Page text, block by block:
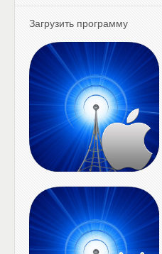
Загрузить программу